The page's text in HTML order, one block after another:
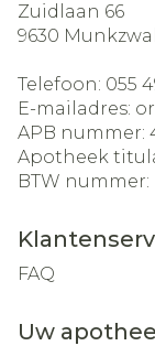
Zuidlaan 66
9630
Telefoon: 055
E-mailadres:
APB nummer:
Apotheek
BTW nummer:
FAQ
Uw